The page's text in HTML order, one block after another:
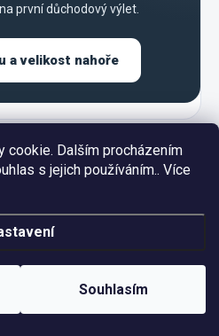
cookie. Dalším procházením
s jejich používáním.. Více
Souhlasím
první důchodový výlet.
a velikost nahoře